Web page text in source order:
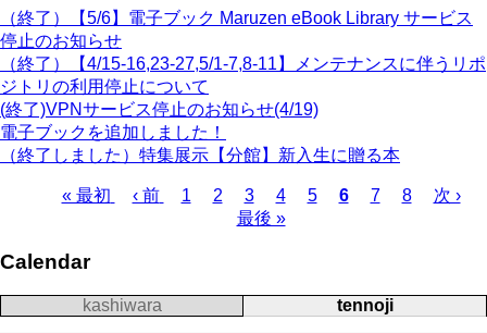
（終了）【5/6】電子ブック Maruzen eBook Library サービス
停止のお知らせ
（終了）【4/15-16,23-27,5/1-7,8-11】メンテナンスに伴うリポ
ジトリの利用停止について
(終了)VPNサービス停止のお知らせ(4/19)
電子ブックを追加しました！
（終了しました）特集展示【分館】新入生に贈る本
First
« 最初
Previous
‹ 前 Page
1 Page
2 Page
3 Page
4 Page
5
Current
6 Page
7 Page
8
Next
次 ›
最後 »
Calendar
kashiwara tennoji